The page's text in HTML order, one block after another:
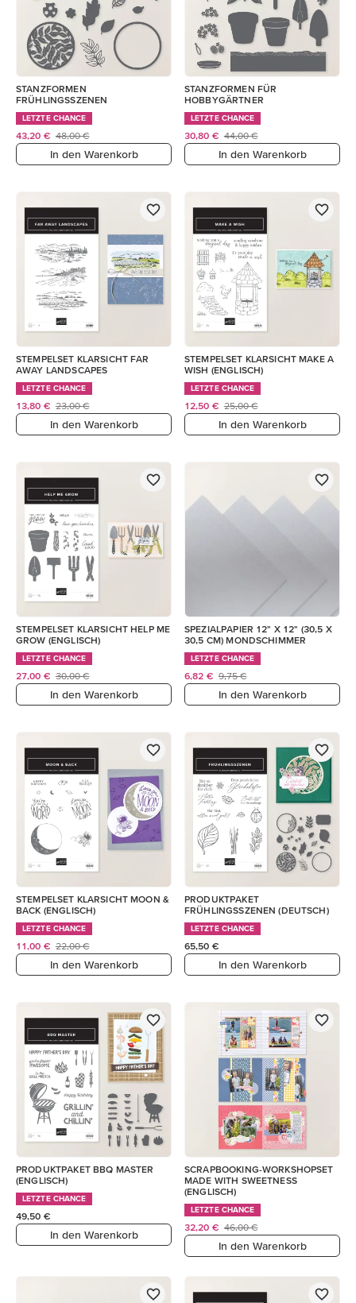
STANZFORMEN
FRÜHLINGSSZENEN
LETZTE CHANCE
43,20 € 48,00 €
In den Warenkorb
STANZFORMEN FÜR
HOBBYGÄRTNER
LETZTE CHANCE
30,80 € 44,00 €
In den Warenkorb
STEMPELSET KLARSICHT FAR
AWAY LANDSCAPES
LETZTE CHANCE
13,80 € 23,00 €
In den Warenkorb
STEMPELSET KLARSICHT MAKE A
WISH (ENGLISCH)
LETZTE CHANCE
12,50 € 25,00 €
In den Warenkorb
STEMPELSET KLARSICHT HELP ME
GROW (ENGLISCH)
LETZTE CHANCE
27,00 € 30,00 €
In den Warenkorb
SPEZIALPAPIER 12" X 12" (30,5 X
30,5 CM) MONDSCHIMMER
LETZTE CHANCE
6,82 € 9,75 €
In den Warenkorb
STEMPELSET KLARSICHT MOON &
BACK (ENGLISCH)
LETZTE CHANCE
11,00 € 22,00 €
In den Warenkorb
PRODUKTPAKET
FRÜHLINGSSZENEN (DEUTSCH)
LETZTE CHANCE
65,50 €
In den Warenkorb
PRODUKTPAKET BBQ MASTER
(ENGLISCH)
LETZTE CHANCE
49,50 €
In den Warenkorb
SCRAPBOOKING-WORKSHOPSET
MADE WITH SWEETNESS
(ENGLISCH)
LETZTE CHANCE
32,20 € 46,00 €
In den Warenkorb